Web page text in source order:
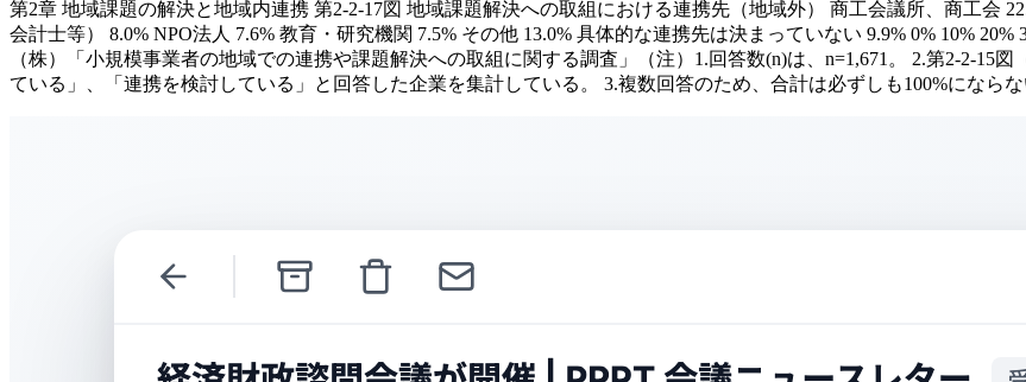
第2章 地域課題の解決と地域内連携 第2-2-17図 地域課題解決への取組における連携先（地域外） 商工会議所、商工会
会計士等） 8.0% NPO法人 7.6% 教育・研究機関 7.5% その他 13.0% 具体的な連携先は決まっていない 9.9% 0% 10%
（株）「小規模事業者の地域での連携や課題解決への取組に関する調査」（注）1.回答数(n)は、n=1,671。 2.第2-2-15
ている」、「連携を検討している」と回答した企業を集計している。 3.複数回答のため、合計は必ずしも100%になら